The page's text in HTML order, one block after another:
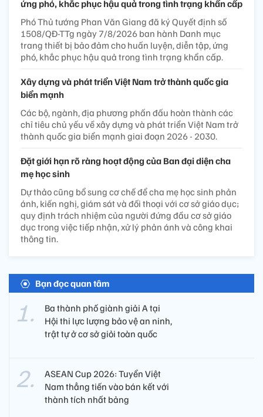
ứng phó, khắc phục hậu quả trong tình trạng khẩn cấp
Phó Thủ tướng Phan Văn Giang đã ký Quyết định số
1508/QĐ-TTg ngày 7/8/2026 ban hành Danh mục
trang thiết bị bảo đảm cho huấn luyện, diễn tập, ứng
phó, khắc phục hậu quả trong tình trạng khẩn cấp.
Xây dựng và phát triển Việt Nam trở thành quốc gia
biển mạnh
Các bộ, ngành, địa phương phấn đấu hoàn thành các
chỉ tiêu chủ yếu về xây dựng và phát triển Việt Nam trở
thành quốc gia biển mạnh giai đoạn 2026 - 2030.
Đặt giới hạn rõ ràng hoạt động của Ban đại diện cha
mẹ học sinh
Dự thảo cũng bổ sung cơ chế để cha mẹ học sinh phản
ánh, kiến nghị, giám sát và đối thoại với cơ sở giáo dục;
quy định trách nhiệm của người đứng đầu cơ sở giáo
dục trong việc tiếp nhận, xử lý phản ánh và công khai
thông tin.
Bạn đọc quan tâm
Ba thành phố giành giải A tại
Hội thi lực lượng bảo vệ an ninh,
trật tự ở cơ sở giỏi toàn quốc
ASEAN Cup 2026: Tuyển Việt
Nam thẳng tiến vào bán kết với
thành tích nhất bảng